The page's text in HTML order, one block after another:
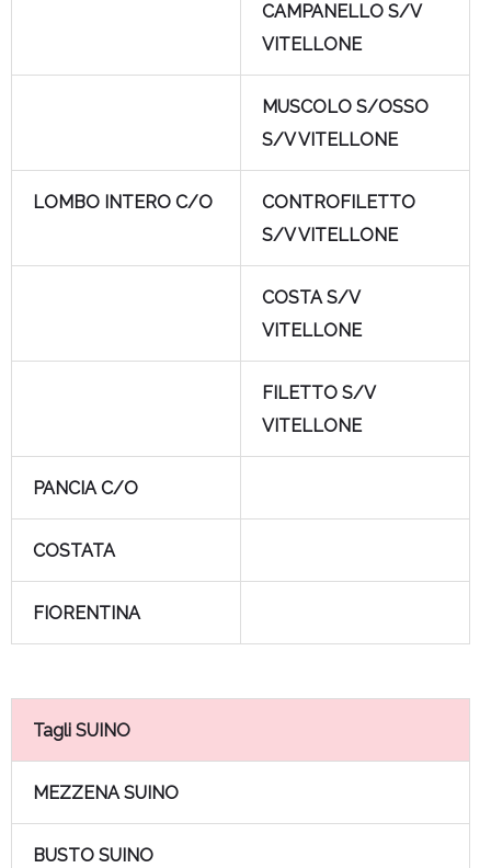
CAMPANELLO S/V
VITELLONE
MUSCOLO S/OSSO
S/V VITELLONE
LOMBO INTERO C/O
CONTROFILETTO
S/V VITELLONE
COSTA S/V
VITELLONE
FILETTO S/V
VITELLONE
PANCIA C/O
COSTATA
FIORENTINA
Tagli SUINO
MEZZENA SUINO
BUSTO SUINO